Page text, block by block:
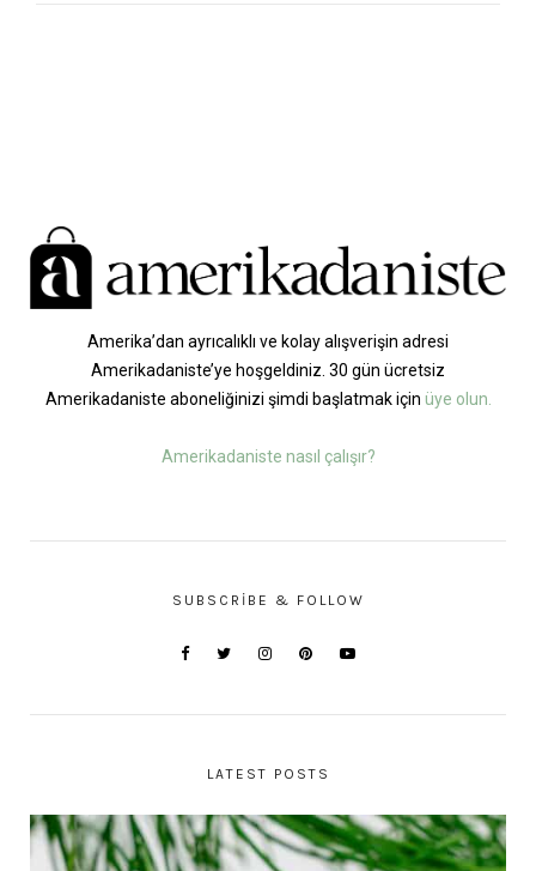
Amerika’dan ayrıcalıklı ve kolay alışverişin adresi
Amerikadaniste’ye hoşgeldiniz. 30 gün ücretsiz
Amerikadaniste aboneliğinizi şimdi başlatmak için üye olun.
Amerikadaniste nasıl çalışır?
SUBSCRIBE & FOLLOW
LATEST POSTS